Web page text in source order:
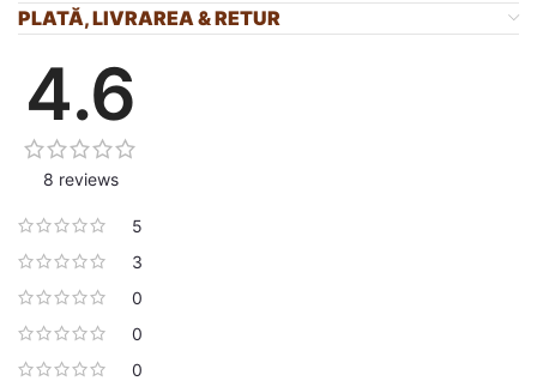
PLATĂ, LIVRAREA & RETUR
4.6
8 reviews
5
3
0
0
0